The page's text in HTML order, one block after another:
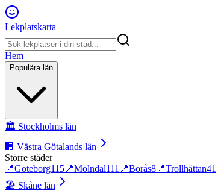
Lekplatskarta
Hem
Populära län
🏛️ Stockholms län
🏢 Västra Götalands län
Större städer
📍Göteborg115 📍Mölndal111 📍Borås8 📍Trollhättan41
🏖️ Skåne län